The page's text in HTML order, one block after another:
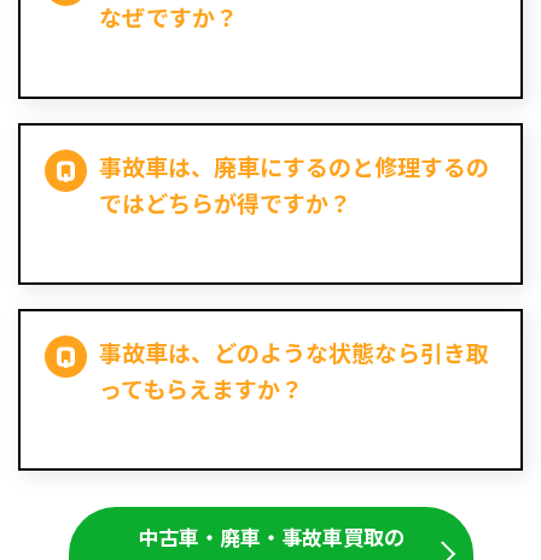
なぜですか？
事故車は、廃車にするのと修理するの
ではどちらが得ですか？
事故車は、どのような状態なら引き取
ってもらえますか？
中古車・廃車・事故車買取の